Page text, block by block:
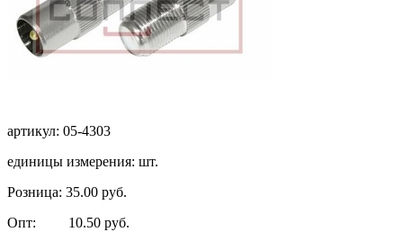
артикул: 05-4303
единицы измерения: шт.
Розница: 35.00 руб.
Опт: 10.50 руб.